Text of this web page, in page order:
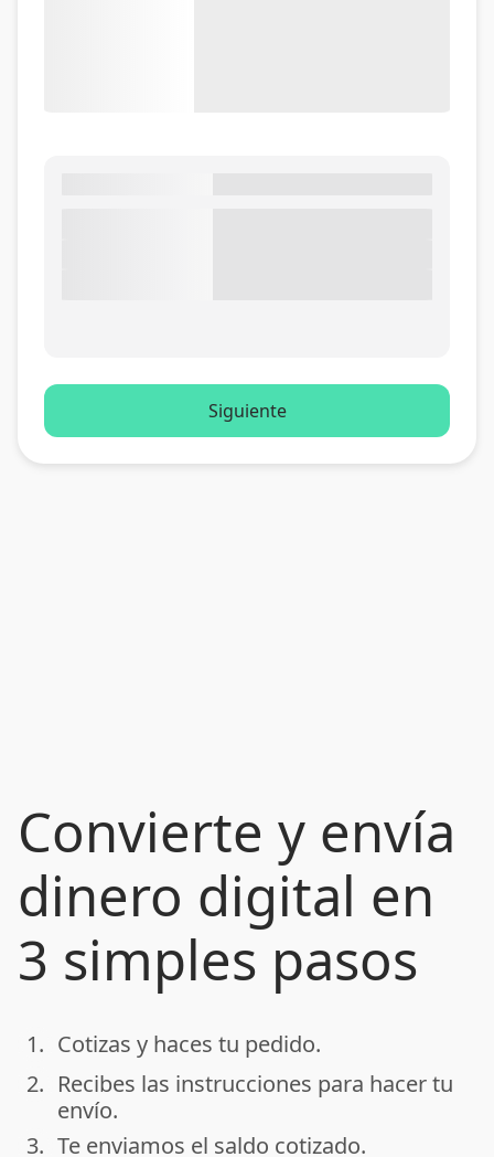
Convierte y envía
dinero digital en
3 simples pasos
done
1. Cotizas y haces tu pedido.
done
2. Recibes las instrucciones para hacer tu
envío.
done
3. Te enviamos el saldo cotizado.
Siguiente